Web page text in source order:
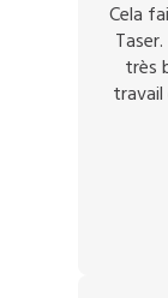
Cela
très